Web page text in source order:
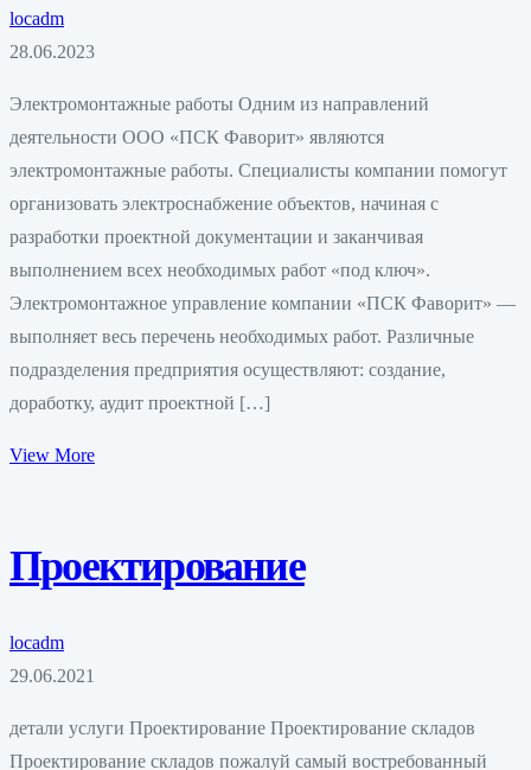
locadm
28.06.2023
Электромонтажные работы Одним из направлений
деятельности ООО «ПСК Фаворит» являются
электромонтажные работы. Специалисты компании помогут
организовать электроснабжение объектов, начиная с
разработки проектной документации и заканчивая
выполнением всех необходимых работ «под ключ».
Электромонтажное управление компании «ПСК Фаворит» —
выполняет весь перечень необходимых работ. Различные
подразделения предприятия осуществляют: создание,
доработку, аудит проектной […]
View More
Проектирование
locadm
29.06.2021
детали услуги Проектирование Проектирование складов
Проектирование складов пожалуй самый востребованный